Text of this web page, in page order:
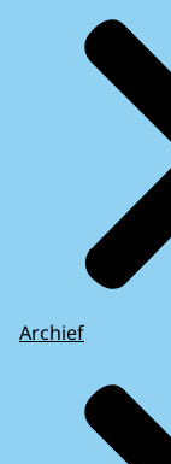
Archief